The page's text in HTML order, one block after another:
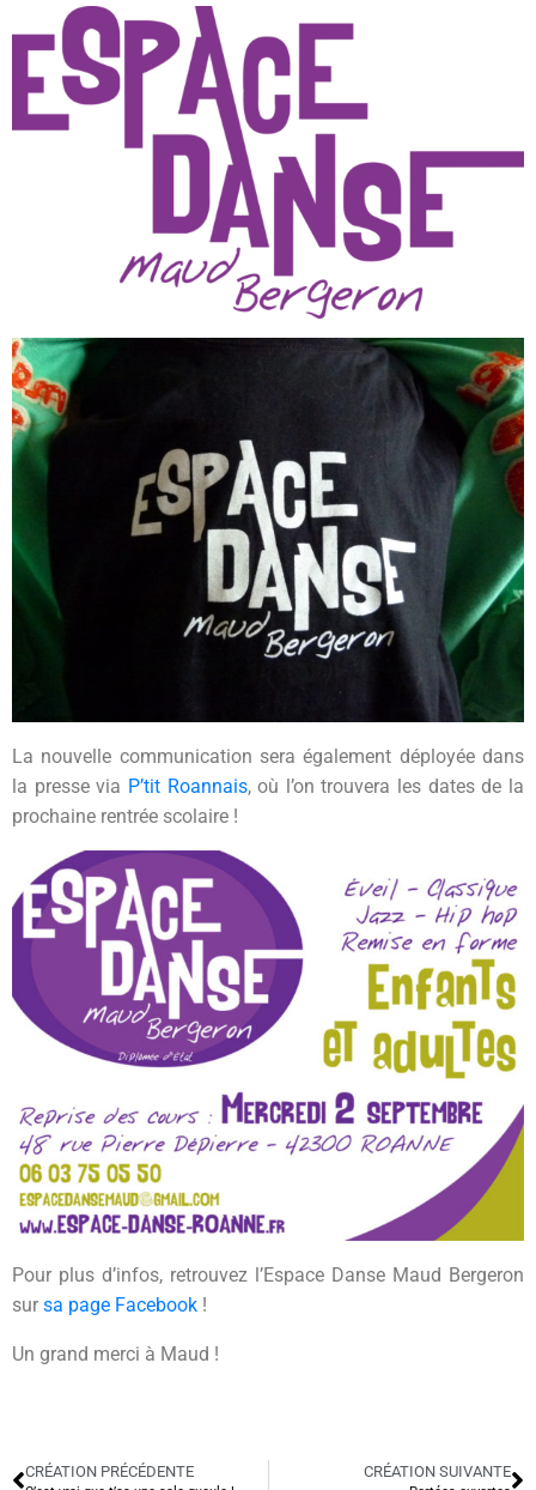
La nouvelle communication sera également déployée dans
la presse via P’tit Roannais, où l’on trouvera les dates de la
prochaine rentrée scolaire !
Pour plus d’infos, retrouvez l’Espace Danse Maud Bergeron
sur sa page Facebook !
Un grand merci à Maud !
CRÉATION PRÉCÉDENTE CRÉATION SUIVANTE